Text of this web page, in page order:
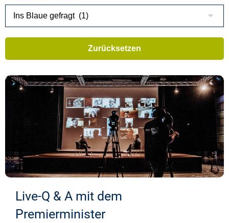
Live-Q & A mit dem
Premierminister